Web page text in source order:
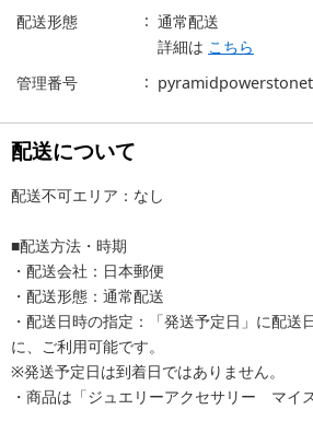
配送形態
通常配送
詳細は こちら
管理番号
配送について
配送不可エリア：なし
■配送方法・時期
・配送会社：日本郵便
・配送形態：通常配送
・配送日時の指定：「発送予定日」に配送
に、ご利用可能です。
※発送予定日は到着日ではありません。
・商品は「ジュエリーアクセサリー マイ